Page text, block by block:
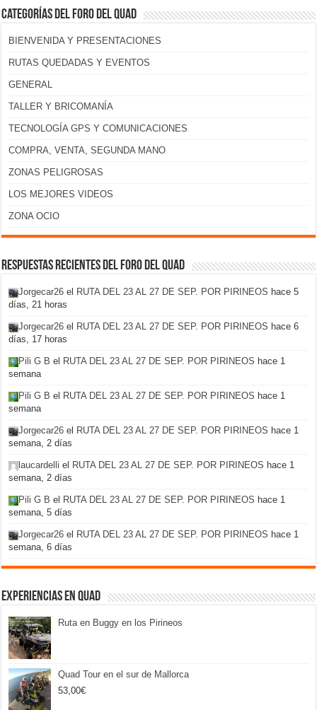
Categorías del foro del Quad
BIENVENIDA Y PRESENTACIONES
RUTAS QUEDADAS Y EVENTOS
GENERAL
TALLER Y BRICOMANÍA
TECNOLOGÍA GPS Y COMUNICACIONES
COMPRA, VENTA, SEGUNDA MANO
ZONAS PELIGROSAS
LOS MEJORES VIDEOS
ZONA OCIO
Respuestas recientes del foro del Quad
Jorgecar26 el RUTA DEL 23 AL 27 DE SEP. POR PIRINEOS hace 5
días, 21 horas
Jorgecar26 el RUTA DEL 23 AL 27 DE SEP. POR PIRINEOS hace 6
días, 17 horas
Pili G B el RUTA DEL 23 AL 27 DE SEP. POR PIRINEOS hace 1
semana
Pili G B el RUTA DEL 23 AL 27 DE SEP. POR PIRINEOS hace 1
semana
Jorgecar26 el RUTA DEL 23 AL 27 DE SEP. POR PIRINEOS hace 1
semana, 2 días
laucardelli el RUTA DEL 23 AL 27 DE SEP. POR PIRINEOS hace 1
semana, 2 días
Pili G B el RUTA DEL 23 AL 27 DE SEP. POR PIRINEOS hace 1
semana, 5 días
Jorgecar26 el RUTA DEL 23 AL 27 DE SEP. POR PIRINEOS hace 1
semana, 6 días
Experiencias en Quad
Ruta en Buggy en los Pirineos
Quad Tour en el sur de Mallorca
53,00€